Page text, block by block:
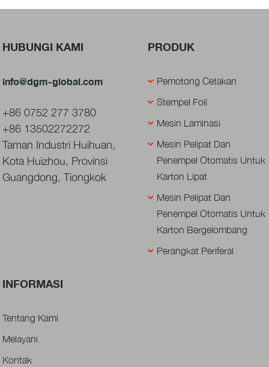
HUBUNGI KAMI
info@dgm-global.com
+86 0752 277 3780
+86 13502272272
Taman Industri Huihuan,
Kota Huizhou, Provinsi
Guangdong, Tiongkok
PRODUK
Pemotong Cetakan
Stempel Foil
Mesin Laminasi
Mesin Pelipat Dan
Penempel Otomatis Untuk
Karton Lipat
Mesin Pelipat Dan
Penempel Otomatis Untuk
Karton Bergelombang
Perangkat Periferal
INFORMASI
Tentang Kami
Melayani
Kontak